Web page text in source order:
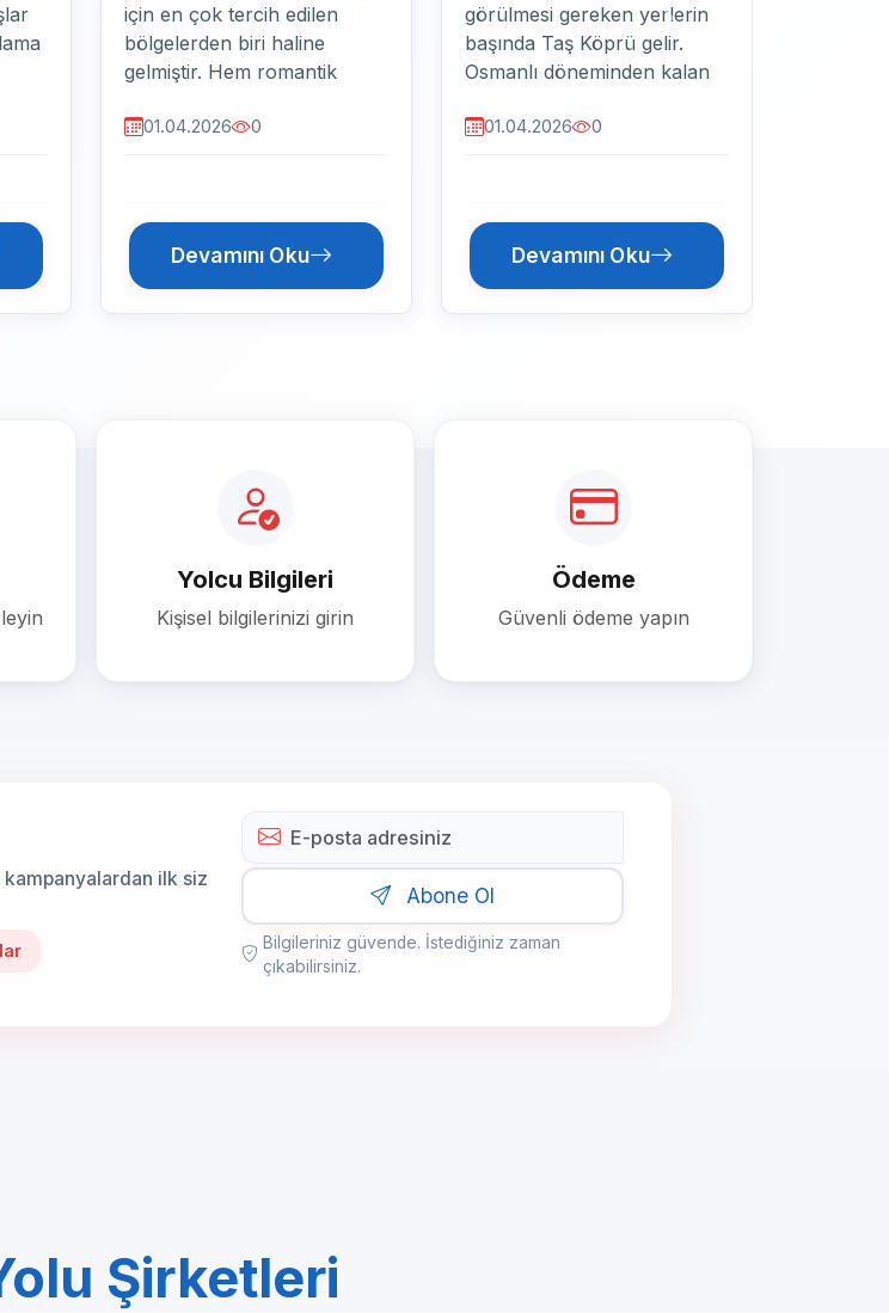
eşsiz turizm bölgelerinden
biridir ve Nevşehir sınırları
içerisinde yer alır. Peri
tarihi yapılarıyla hem yerli
23.10.2025 0
Devamını Oku
Sonraki
Yolcu Bilgileri
Kişisel bilgilerinizi girin
Ödeme
Güvenli ödeme yapın
ilk siz
Abone Ol
Bilgileriniz güvende. İstediğiniz zaman
çıkabilirsiniz.
Şirketleri